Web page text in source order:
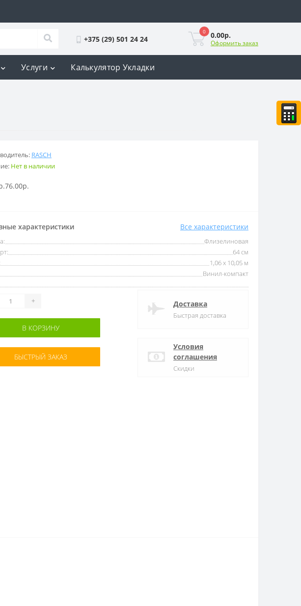
+375 (29) 501 24 24
0 0.00р.
Оформить заказ
Услуги Калькулятор Укладки
RASCH
Нет в наличии
76.00р.
характеристики Все характеристики
Флизелиновая
64 см
1,06 x 10,05 м
Винил-компакт
+
В КОРЗИНУ
БЫСТРЫЙ ЗАКАЗ
Доставка
Быстрая доставка
Условия
соглашения
Скидки